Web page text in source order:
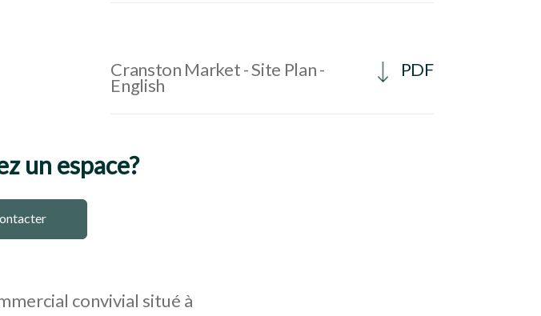
Cranston Market - Site Plan -
English
PDF
un espace?
convivial situé à